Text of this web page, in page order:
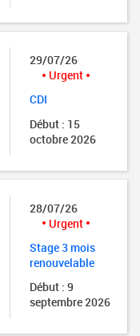
29/07/26
Urgent
CDI
Début : 15
octobre 2026
28/07/26
Urgent
Stage 3 mois
renouvelable
Début : 9
septembre 2026